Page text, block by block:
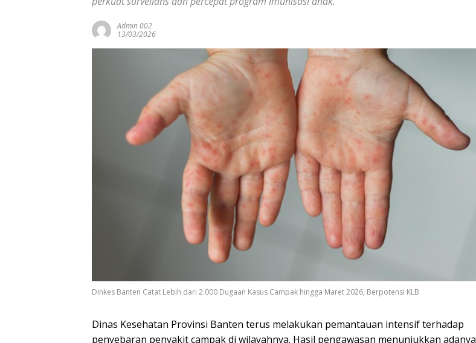
Admin 002
13/03/2026
Dinkes Banten Catat Lebih dari 2.000 Dugaan Kasus Campak hingga Maret 2026, Berpotensi KLB
Dinas Kesehatan Provinsi Banten terus melakukan pemantauan intensif terhadap
penyebaran penyakit campak di wilayahnya. Hasil pengawasan menunjukkan adanya